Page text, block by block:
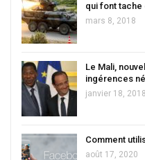
qui font
mars 8, 2018
Le Mali,
ingérences
janvier 18, 2018
Comment
août 17, 2020